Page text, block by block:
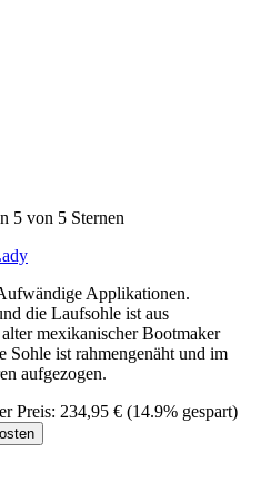
5 von 5 Sternen
Applikationen.
die Laufsohle ist aus
mexikanischer Bootmaker
ist rahmengenäht und im
aufgezogen.
Preis: 234,95 € (14.9% gespart)